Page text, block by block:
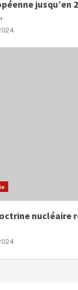
jusqu’en
nucléaire